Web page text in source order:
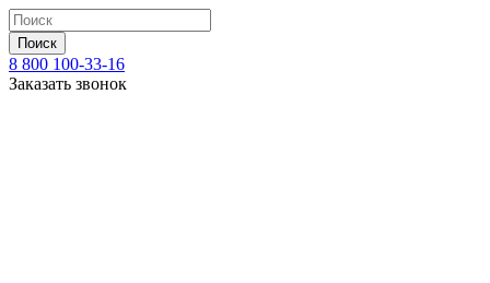
Поиск
8 800 100-33-16
Заказать звонок